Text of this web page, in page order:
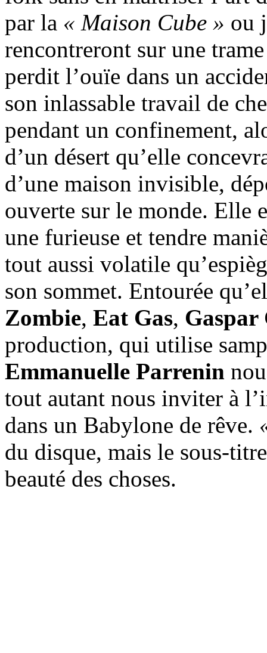
par la « Maison Cube » ou
rencontreront sur une
perdit l’ouïe dans un
son inlassable travail de
pendant un confinement,
d’un désert qu’elle
d’une maison invisible,
ouverte sur le monde. Elle
une furieuse et tendre
tout aussi volatile
son sommet. Entourée
Zombie, Eat Gas, Gaspar
production, qui utilise
Emmanuelle Parrenin
tout autant nous inviter à
dans un Babylone de rêve.
du disque, mais le sous-
beauté des choses.